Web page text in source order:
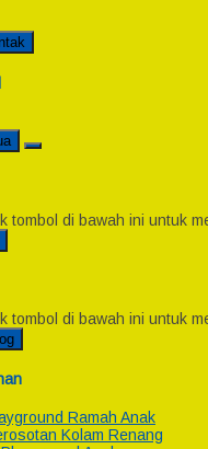
tombol di bawah ini untuk
tombol di bawah ini untuk